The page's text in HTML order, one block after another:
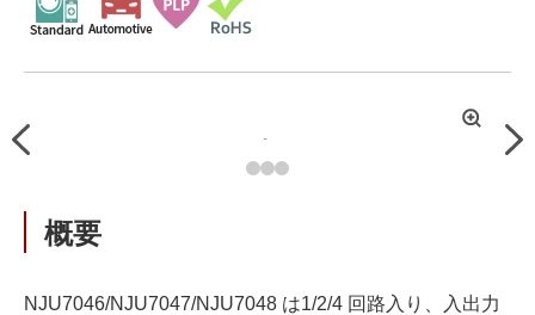
Previous
拡
概要
NJU7046/NJU7047/NJU7048 は1/2/4 回路入り、入出力